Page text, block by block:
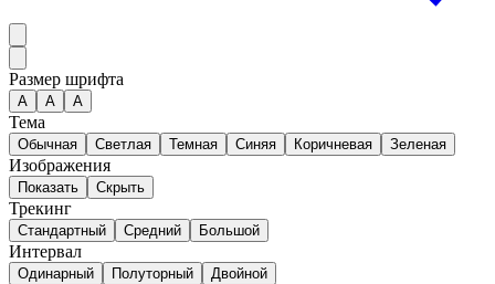
Размер шрифта
А A A
Тема
Обычная Светлая Темная Синяя Коричневая Зеленая
Изображения
Показать Скрыть
Трекинг
Стандартный Средний Большой
Интервал
Одинарный Полуторный Двойной